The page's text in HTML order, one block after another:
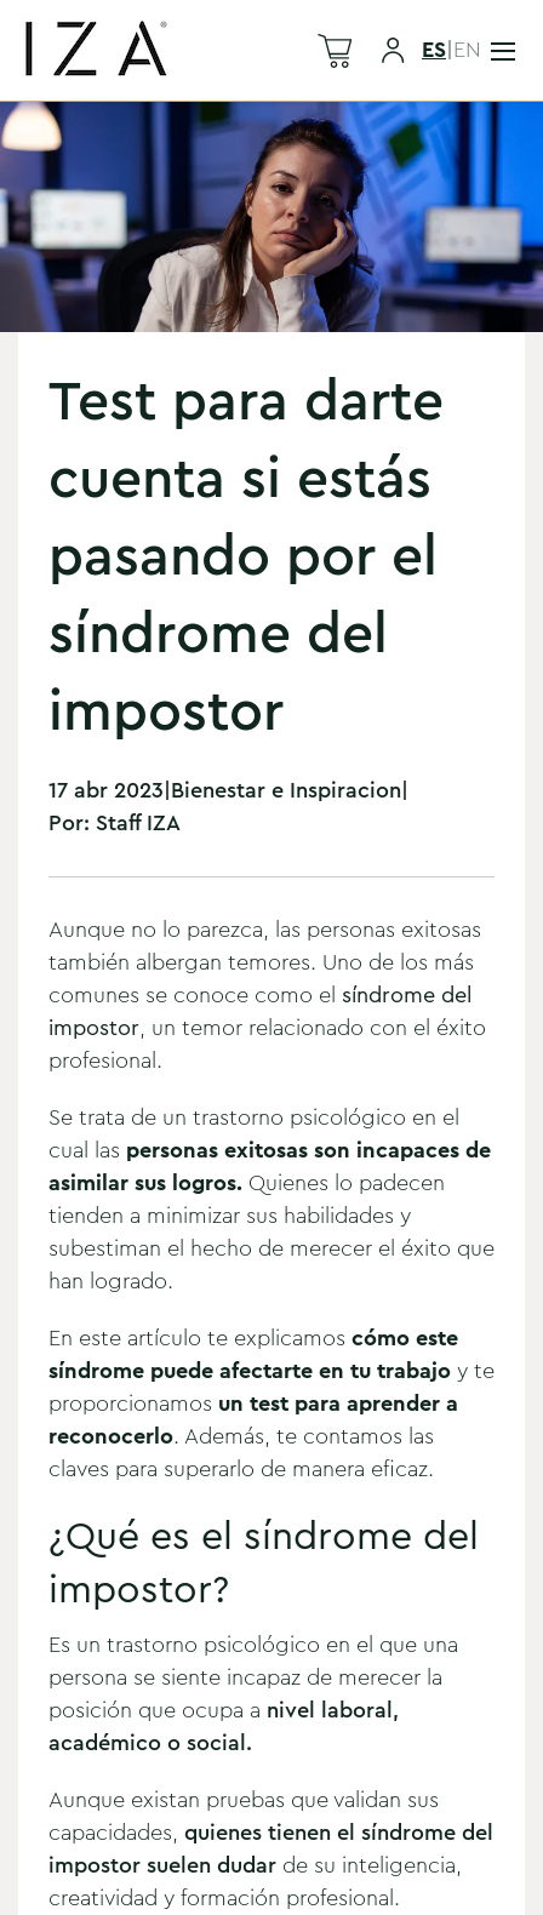
ES|EN
Test para darte
cuenta si estás
pasando por el
síndrome del
impostor
17 abr 2023|Bienestar e Inspiracion|
Por: Staff IZA
Aunque no lo parezca, las personas exitosas
también albergan temores. Uno de los más
comunes se conoce como el síndrome del
impostor, un temor relacionado con el éxito
profesional.
Se trata de un trastorno psicológico en el
cual las personas exitosas son incapaces de
asimilar sus logros. Quienes lo padecen
tienden a minimizar sus habilidades y
subestiman el hecho de merecer el éxito que
han logrado.
En este artículo te explicamos cómo este
síndrome puede afectarte en tu trabajoy te
proporcionamos un test para aprender a
reconocerlo. Además, te contamos las
claves para superarlo de manera eficaz.
¿Qué es el síndrome del
impostor?
Es un trastorno psicológico en el que una
persona se siente incapaz de merecer la
posición que ocupa a nivel laboral,
académico o social.
Aunque existan pruebas que validan sus
capacidades, quienes tienen el síndrome del
impostor suelen dudar de su inteligencia,
creatividad y formación profesional.